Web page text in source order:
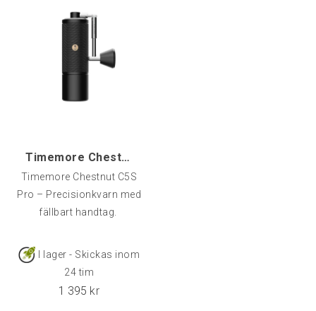
Timemore Chestnut C5S Pro, Black Foldable
Timemore Chestnut C5S
Pro – Precisionkvarn med
fällbart handtag.
I lager - Skickas inom
24 tim
1 395 kr